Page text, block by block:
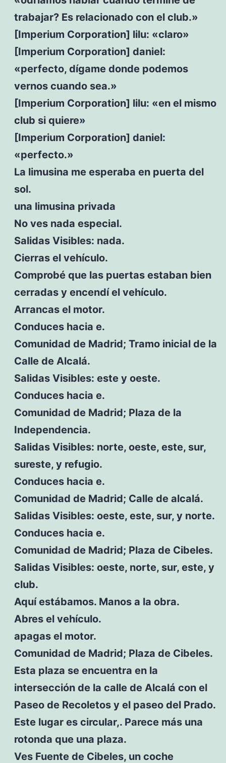
trabajar? Es relacionado con el club.»
[Imperium Corporation] lilu: «claro»
[Imperium Corporation] daniel:
«perfecto, dígame donde podemos
vernos cuando sea.»
[Imperium Corporation] lilu: «en el mismo
club si quiere»
[Imperium Corporation] daniel:
«perfecto.»
La limusina me esperaba en puerta del
sol.
una limusina privada
No ves nada especial.
Salidas Visibles: nada.
Cierras el vehículo.
Comprobé que las puertas estaban bien
cerradas y encendí el vehículo.
Arrancas el motor.
Conduces hacia e.
Comunidad de Madrid; Tramo inicial de la
Calle de Alcalá.
Salidas Visibles: este y oeste.
Conduces hacia e.
Comunidad de Madrid; Plaza de la
Independencia.
Salidas Visibles: norte, oeste, este, sur,
sureste, y refugio.
Conduces hacia e.
Comunidad de Madrid; Calle de alcalá.
Salidas Visibles: oeste, este, sur, y norte.
Conduces hacia e.
Comunidad de Madrid; Plaza de Cibeles.
Salidas Visibles: oeste, norte, sur, este, y
club.
Aquí estábamos. Manos a la obra.
Abres el vehículo.
apagas el motor.
Comunidad de Madrid; Plaza de Cibeles.
Esta plaza se encuentra en la
intersección de la calle de Alcalá con el
Paseo de Recoletos y el paseo del Prado.
Este lugar es circular,. Parece más una
rotonda que una plaza.
Ves Fuente de Cibeles, un coche